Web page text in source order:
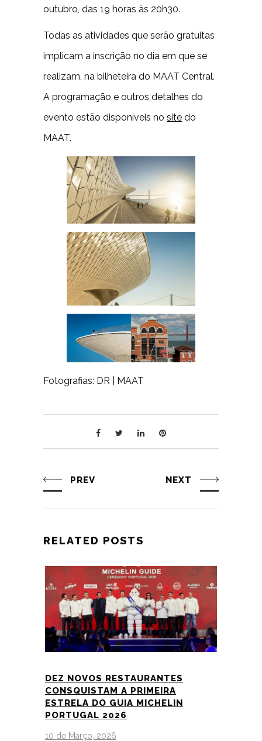
outubro, das 19 horas às 20h30.
Todas as atividades que serão gratuitas
implicam a inscrição no dia em que se
realizam, na bilheteira do MAAT Central.
A programação e outros detalhes do
evento estão disponíveis no site do
MAAT.
Fotografias: DR | MAAT
PREV NEXT
RELATED POSTS
DEZ NOVOS RESTAURANTES
CONSQUISTAM A PRIMEIRA
ESTRELA DO GUIA MICHELIN
PORTUGAL 2026
10 de Março, 2026